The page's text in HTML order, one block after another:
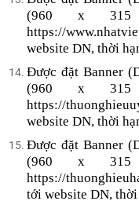
(960 x 315
https://
website DN, thời
Được đặt Banner
(960 x 315
https://
website DN, thời
Được đặt Banner
(960 x 315
https://
tới website DN, thời